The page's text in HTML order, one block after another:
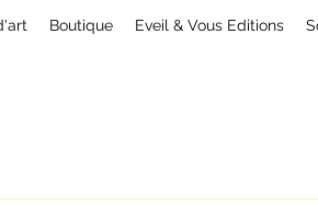
Boutique Eveil & Vous Editions